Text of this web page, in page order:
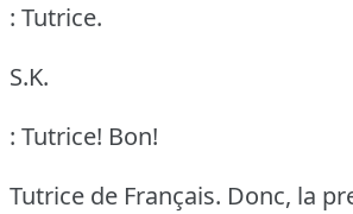
: Tutrice.
S.K.
: Tutrice! Bon!
Tutrice de Français. Donc, la